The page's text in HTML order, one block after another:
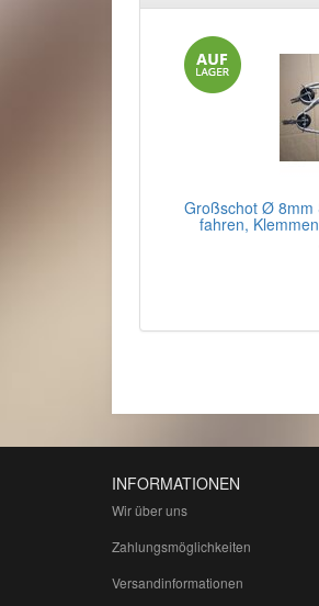
Großschot Ø 8mm
fahren,
INFORMATIONEN
Wir über uns
Zahlungsmöglichkeiten
Versandinformationen